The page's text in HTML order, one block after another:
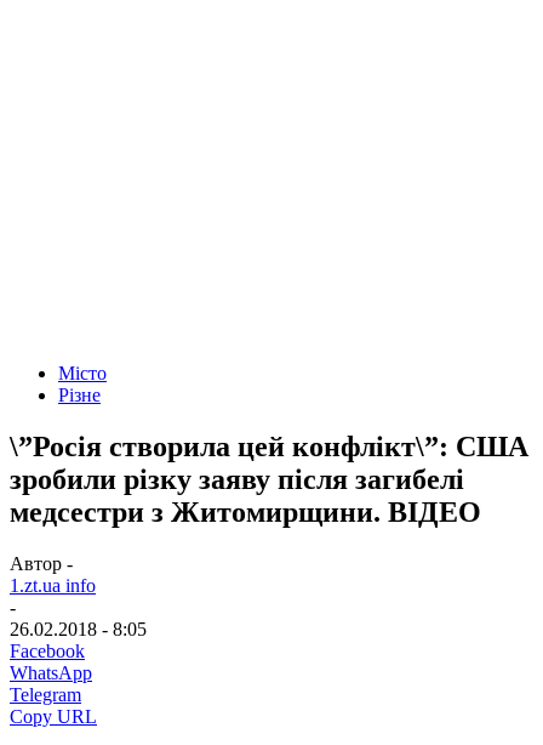
Місто
Різне
\”Росія створила цей конфлікт\”: США
зробили різку заяву після загибелі
медсестри з Житомирщини. ВІДЕО
Автор -
1.zt.ua info
-
26.02.2018 - 8:05
Facebook
WhatsApp
Telegram
Copy URL